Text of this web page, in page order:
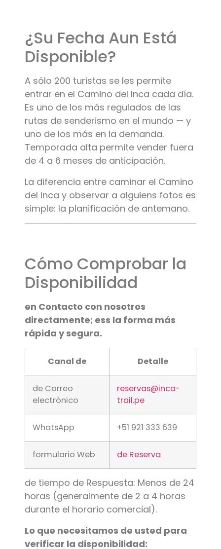
¿Su Fecha Aun Está
Disponible?
A sólo 200 turistas se les permite
entrar en el Camino del Inca cada día.
Es uno de los más regulados de las
rutas de senderismo en el mundo — y
uno de los más en la demanda.
Temporada alta permite vender fuera
de 4 a 6 meses de anticipación.
La diferencia entre caminar el Camino
del Inca y observar a alguiens fotos es
simple: la planificación de antemano.
Cómo Comprobar la
Disponibilidad
en Contacto con nosotros
directamente; ess la forma más
rápida y segura.
Canal de Detalle
de Correo
electrónico
reservas@inca-
trail.pe
WhatsApp +51 921 333 639
formulario Web de Reserva
de tiempo de Respuesta: Menos de 24
horas (generalmente de 2 a 4 horas
durante el horario comercial).
Lo que necesitamos de usted para
verificar la disponibilidad: